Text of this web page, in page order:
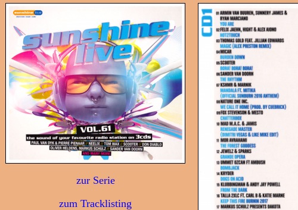
zur Serie
zum Tracklisting